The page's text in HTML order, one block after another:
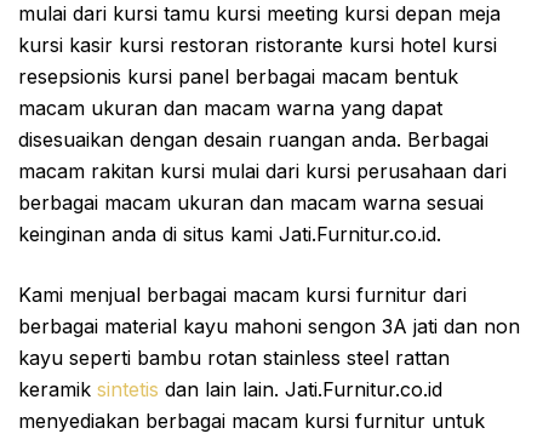
mulai dari kursi tamu kursi meeting kursi depan meja
kursi kasir kursi restoran ristorante kursi hotel kursi
resepsionis kursi panel berbagai macam bentuk
macam ukuran dan macam warna yang dapat
disesuaikan dengan desain ruangan anda. Berbagai
macam rakitan kursi mulai dari kursi perusahaan dari
berbagai macam ukuran dan macam warna sesuai
keinginan anda di situs kami Jati.Furnitur.co.id.
Kami menjual berbagai macam kursi furnitur dari
berbagai material kayu mahoni sengon 3A jati dan non
kayu seperti bambu rotan stainless steel rattan
keramik sintetis dan lain lain. Jati.Furnitur.co.id
menyediakan berbagai macam kursi furnitur untuk